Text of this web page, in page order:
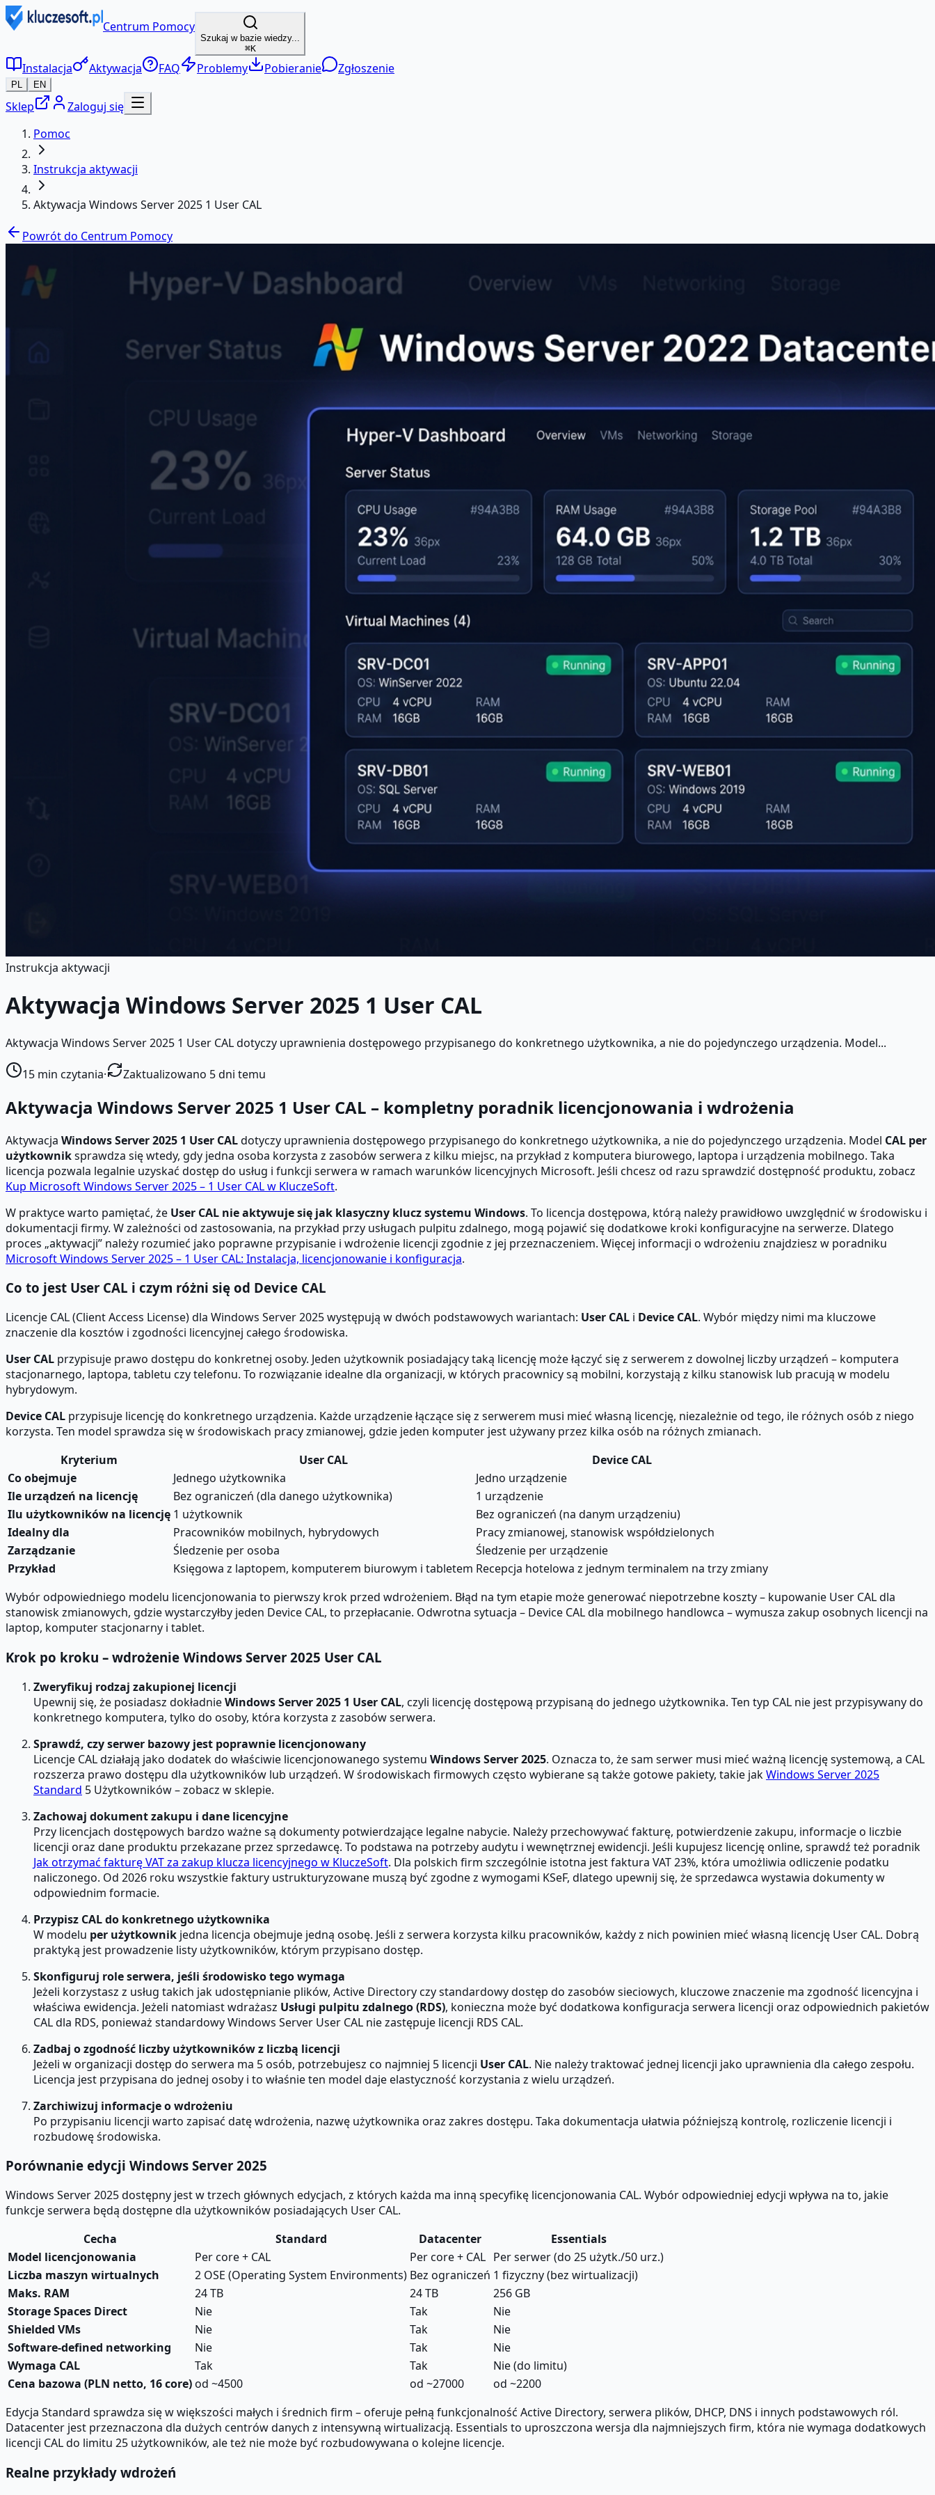
Centrum Pomocy
Szukaj w bazie wiedzy...
⌘K
Instalacja Aktywacja FAQ Problemy Pobieranie Zgłoszenie
PL EN
Sklep
Zaloguj się
Pomoc
Instrukcja aktywacji
Aktywacja Windows Server 2025 1 User CAL
Powrót do Centrum Pomocy
Instrukcja aktywacji
Aktywacja Windows Server 2025 1 User CAL
Aktywacja Windows Server 2025 1 User CAL dotyczy uprawnienia dostępowego przypisanego do konkretnego użytkownika, a nie do pojedynczego urządzenia. Model...
15 min czytania· Zaktualizowano 5 dni temu
Aktywacja Windows Server 2025 1 User CAL – kompletny poradnik licencjonowania i wdrożenia
Aktywacja Windows Server 2025 1 User CALdotyczy uprawnienia dostępowego przypisanego do konkretnego użytkownika, a nie do pojedynczego urządzenia. Model CAL per
użytkowniksprawdza się wtedy, gdy jedna osoba korzysta z zasobów serwera z kilku miejsc, na przykład z komputera biurowego, laptopa i urządzenia mobilnego. Taka
licencja pozwala legalnie uzyskać dostęp do usług i funkcji serwera w ramach warunków licencyjnych Microsoft. Jeśli chcesz od razu sprawdzić dostępność produktu, zobacz
Kup Microsoft Windows Server 2025 – 1 User CAL w KluczeSoft.
W praktyce warto pamiętać, że User CAL nie aktywuje się jak klasyczny klucz systemu Windows. To licencja dostępowa, którą należy prawidłowo uwzględnić w środowisku i
dokumentacji firmy. W zależności od zastosowania, na przykład przy usługach pulpitu zdalnego, mogą pojawić się dodatkowe kroki konfiguracyjne na serwerze. Dlatego
proces „aktywacji” należy rozumieć jako poprawne przypisanie i wdrożenie licencji zgodnie z jej przeznaczeniem. Więcej informacji o wdrożeniu znajdziesz w poradniku
Microsoft Windows Server 2025 – 1 User CAL: Instalacja, licencjonowanie i konfiguracja.
Co to jest User CAL i czym różni się od Device CAL
Licencje CAL (Client Access License) dla Windows Server 2025 występują w dwóch podstawowych wariantach: User CAL i Device CAL. Wybór między nimi ma kluczowe
znaczenie dla kosztów i zgodności licencyjnej całego środowiska.
User CAL przypisuje prawo dostępu do konkretnej osoby. Jeden użytkownik posiadający taką licencję może łączyć się z serwerem z dowolnej liczby urządzeń – komputera
stacjonarnego, laptopa, tabletu czy telefonu. To rozwiązanie idealne dla organizacji, w których pracownicy są mobilni, korzystają z kilku stanowisk lub pracują w modelu
hybrydowym.
Device CAL przypisuje licencję do konkretnego urządzenia. Każde urządzenie łączące się z serwerem musi mieć własną licencję, niezależnie od tego, ile różnych osób z niego
korzysta. Ten model sprawdza się w środowiskach pracy zmianowej, gdzie jeden komputer jest używany przez kilka osób na różnych zmianach.
Kryterium
User CAL
Device CAL
Co obejmuje
Jednego użytkownika
Jedno urządzenie
Ile urządzeń na licencję
Bez ograniczeń (dla danego użytkownika)
1 urządzenie
Ilu użytkowników na licencję 1 użytkownik
Bez ograniczeń (na danym urządzeniu)
Idealny dla
Pracowników mobilnych, hybrydowych
Pracy zmianowej, stanowisk współdzielonych
Zarządzanie
Śledzenie per osoba
Śledzenie per urządzenie
Przykład
Księgowa z laptopem, komputerem biurowym i tabletem Recepcja hotelowa z jednym terminalem na trzy zmiany
Wybór odpowiedniego modelu licencjonowania to pierwszy krok przed wdrożeniem. Błąd na tym etapie może generować niepotrzebne koszty – kupowanie User CAL dla
stanowisk zmianowych, gdzie wystarczyłby jeden Device CAL, to przepłacanie. Odwrotna sytuacja – Device CAL dla mobilnego handlowca – wymusza zakup osobnych licencji na
laptop, komputer stacjonarny i tablet.
Krok po kroku – wdrożenie Windows Server 2025 User CAL
Zweryfikuj rodzaj zakupionej licencji
Upewnij się, że posiadasz dokładnieWindows Server 2025 1 User CAL, czyli licencję dostępową przypisaną do jednego użytkownika. Ten typ CAL nie jest przypisywany do
konkretnego komputera, tylko do osoby, która korzysta z zasobów serwera.
Sprawdź, czy serwer bazowy jest poprawnie licencjonowany
Licencje CAL działają jako dodatek do właściwie licencjonowanego systemu Windows Server 2025. Oznacza to, że sam serwer musi mieć ważną licencję systemową, a CAL
rozszerza prawo dostępu dla użytkowników lub urządzeń. W środowiskach firmowych często wybierane są także gotowe pakiety, takie jakWindows Server 2025
Standard 5 Użytkowników – zobacz w sklepie.
Zachowaj dokument zakupu i dane licencyjne
Przy licencjach dostępowych bardzo ważne są dokumenty potwierdzające legalne nabycie. Należy przechowywać fakturę, potwierdzenie zakupu, informacje o liczbie
licencji oraz dane produktu przekazane przez sprzedawcę. To podstawa na potrzeby audytu i wewnętrznej ewidencji. Jeśli kupujesz licencję online, sprawdź też poradnik
Jak otrzymać fakturę VAT za zakup klucza licencyjnego w KluczeSoft. Dla polskich firm szczególnie istotna jest faktura VAT 23%, która umożliwia odliczenie podatku
naliczonego. Od 2026 roku wszystkie faktury ustrukturyzowane muszą być zgodne z wymogami KSeF, dlatego upewnij się, że sprzedawca wystawia dokumenty w
odpowiednim formacie.
Przypisz CAL do konkretnego użytkownika
W modelu per użytkownik jedna licencja obejmuje jedną osobę. Jeśli z serwera korzysta kilku pracowników, każdy z nich powinien mieć własną licencję User CAL. Dobrą
praktyką jest prowadzenie listy użytkowników, którym przypisano dostęp.
Skonfiguruj role serwera, jeśli środowisko tego wymaga
Jeżeli korzystasz z usług takich jak udostępnianie plików, Active Directory czy standardowy dostęp do zasobów sieciowych, kluczowe znaczenie ma zgodność licencyjna i
właściwa ewidencja. Jeżeli natomiast wdrażasz Usługi pulpitu zdalnego (RDS), konieczna może być dodatkowa konfiguracja serwera licencji oraz odpowiednich pakietów
CAL dla RDS, ponieważ standardowy Windows Server User CAL nie zastępuje licencji RDS CAL.
Zadbaj o zgodność liczby użytkowników z liczbą licencji
Jeżeli w organizacji dostęp do serwera ma 5 osób, potrzebujesz co najmniej 5 licencji User CAL. Nie należy traktować jednej licencji jako uprawnienia dla całego zespołu.
Licencja jest przypisana do jednej osoby i to właśnie ten model daje elastyczność korzystania z wielu urządzeń.
Zarchiwizuj informacje o wdrożeniu
Po przypisaniu licencji warto zapisać datę wdrożenia, nazwę użytkownika oraz zakres dostępu. Taka dokumentacja ułatwia późniejszą kontrolę, rozliczenie licencji i
rozbudowę środowiska.
Porównanie edycji Windows Server 2025
Windows Server 2025 dostępny jest w trzech głównych edycjach, z których każda ma inną specyfikę licencjonowania CAL. Wybór odpowiedniej edycji wpływa na to, jakie
funkcje serwera będą dostępne dla użytkowników posiadających User CAL.
Cecha
Standard Datacenter
Essentials
Model licencjonowania
Per core + CAL Per core + CAL Per serwer (do 25 użytk./50 urz.)
Liczba maszyn wirtualnych
2 OSE (Operating System Environments) Bez ograniczeń 1 fizyczny (bez wirtualizacji)
Maks. RAM
24 TB 24 TB
256 GB
Storage Spaces Direct
Nie Tak
Nie
Shielded VMs
Nie Tak
Nie
Software-defined networking
Nie Tak
Nie
Wymaga CAL
Tak Tak
Nie (do limitu)
Cena bazowa (PLN netto, 16 core)od ~4500 od ~27000
od ~2200
Edycja Standard sprawdza się w większości małych i średnich firm – oferuje pełną funkcjonalność Active Directory, serwera plików, DHCP, DNS i innych podstawowych ról.
Datacenter jest przeznaczona dla dużych centrów danych z intensywną wirtualizacją. Essentials to uproszczona wersja dla najmniejszych firm, która nie wymaga dodatkowych
licencji CAL do limitu 25 użytkowników, ale też nie może być rozbudowywana o kolejne licencje.
Realne przykłady wdrożeń